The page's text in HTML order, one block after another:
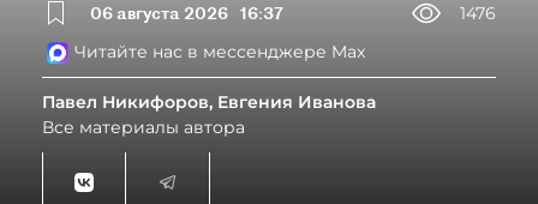
06 августа 2026 16:37
1476
Читайте нас в мессенджере Max
Павел Никифоров, Евгения Иванова
Все материалы автора